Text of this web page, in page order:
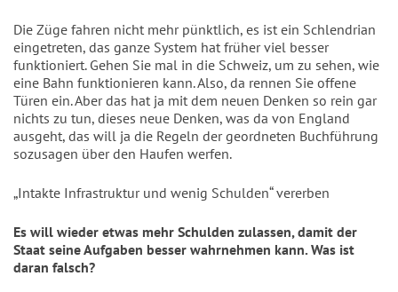
Die Züge fahren nicht mehr pünktlich, es ist ein Schlendrian
eingetreten, das ganze System hat früher viel besser
funktioniert. Gehen Sie mal in die Schweiz, um zu sehen, wie
eine Bahn funktionieren kann. Also, da rennen Sie offene
Türen ein. Aber das hat ja mit dem neuen Denken so rein gar
nichts zu tun, dieses neue Denken, was da von England
ausgeht, das will ja die Regeln der geordneten Buchführung
sozusagen über den Haufen werfen.
„Intakte Infrastruktur und wenig Schulden“ vererben
Es will wieder etwas mehr Schulden zulassen, damit der
Staat seine Aufgaben besser wahrnehmen kann. Was ist
daran falsch?